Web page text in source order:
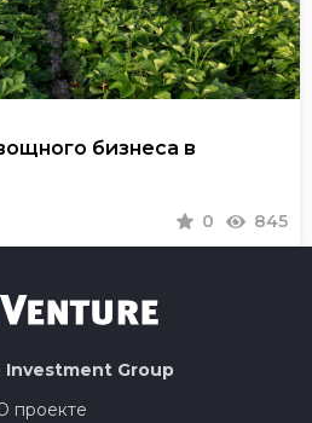
бизнеса в
0 845
Investment Group
проекте